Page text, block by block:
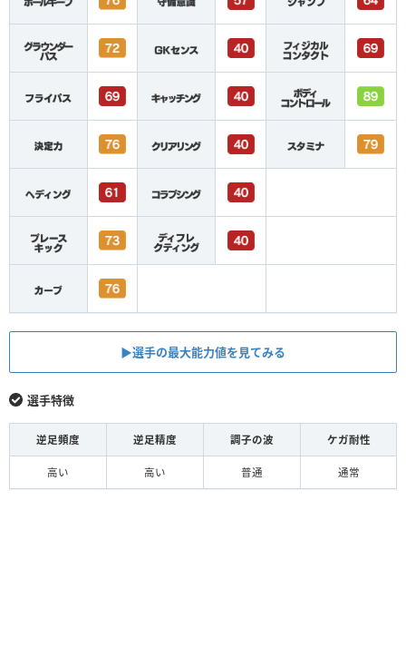
▶︎選手の最大能力値を見てみる
選手特徴
逆足頻度 逆足精度 調子の波 ケガ耐性
高い 高い 普通 通常